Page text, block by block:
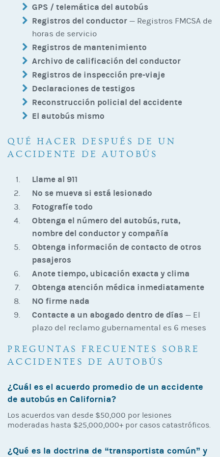
GPS / telemática del autobús
Registros del conductor — Registros FMCSA de
horas de servicio
Registros de mantenimiento
Archivo de calificación del conductor
Registros de inspección pre-viaje
Declaraciones de testigos
Reconstrucción policial del accidente
El autobús mismo
QUÉ HACER DESPUÉS DE UN
ACCIDENTE DE AUTOBÚS
Llame al 911
No se mueva si está lesionado
Fotografíe todo
Obtenga el número del autobús, ruta,
nombre del conductor y compañía
Obtenga información de contacto de otros
pasajeros
Anote tiempo, ubicación exacta y clima
Obtenga atención médica inmediatamente
NO firme nada
Contacte a un abogado dentro de días — El
plazo del reclamo gubernamental es 6 meses
PREGUNTAS FRECUENTES SOBRE
ACCIDENTES DE AUTOBÚS
¿Cuál es el acuerdo promedio de un accidente
de autobús en California?
Los acuerdos van desde $50,000 por lesiones
moderadas hasta $25,000,000+ por casos catastróficos.
¿Qué es la doctrina de “transportista común” y